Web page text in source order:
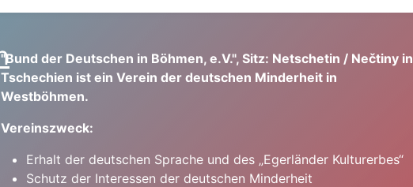
"Bund der Deutschen in Böhmen, e.V.", Sitz: Netschetin / Nečtiny in
Tschechien ist ein Verein der deutschen Minderheit in
Westböhmen.
Vereinszweck:
Erhalt der deutschen Sprache und des „Egerländer Kulturerbes“
Schutz der Interessen der deutschen Minderheit